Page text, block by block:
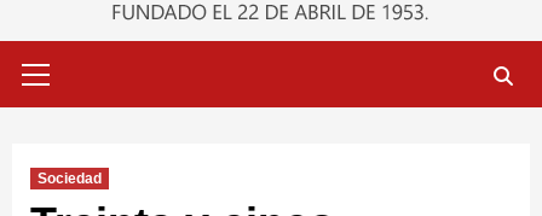
primario
Sociedad